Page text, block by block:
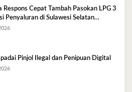
Respons Cepat Tambah Pasokan LPG 3
Penyaluran di Sulawesi Selatan
Kondusif
Pinjol Ilegal dan Penipuan Digital